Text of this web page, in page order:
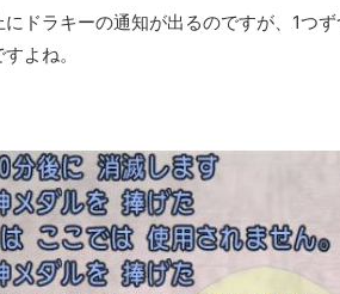
ドラキーの通知が出るのですが、1つ
よね。